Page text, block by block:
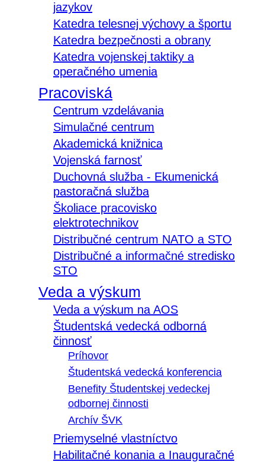
jazykov
Katedra telesnej výchovy a športu
Katedra bezpečnosti a obrany
Katedra vojenskej taktiky a
operačného umenia
Pracoviská
Centrum vzdelávania
Simulačné centrum
Akademická knižnica
Vojenská farnosť
Duchovná služba - Ekumenická
pastoračná služba
Školiace pracovisko
elektrotechnikov
Distribučné centrum NATO a STO
Distribučné a informačné stredisko
STO
Veda a výskum
Veda a výskum na AOS
Študentská vedecká odborná
činnosť
Príhovor
Študentská vedecká konferencia
Benefity Študentskej vedeckej
odbornej činnosti
Archív ŠVK
Priemyselné vlastníctvo
Habilitačné konania a Inauguračné